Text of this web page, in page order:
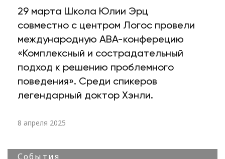
29 марта Школа Юлии Эрц
совместно с центром Логос провели
международную АВА-конферецию
«Комплексный и сострадательный
подход к решению проблемного
поведения». Среди спикеров
легендарный доктор Хэнли.
8 апреля 2025
События